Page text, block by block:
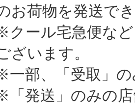
お荷物を発送で
ル宅急便など
ざいます。
、「受取」の
送」のみの店